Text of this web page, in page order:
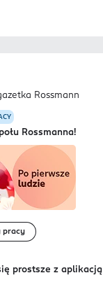
Rossmanna!
pracy
prostsze z aplikacją